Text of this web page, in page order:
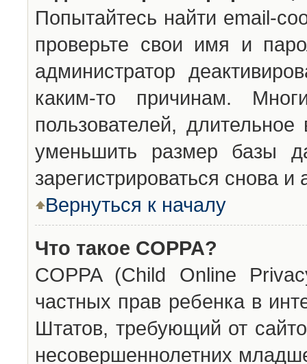
Попытайтесь найти email-
проверьте свои имя и
администратор
каким-то причинам.
пользователей,
уменьшить размер базы
зарегистрироваться снова и
Вернуться к началу
Что такое COPPA?
COPPA (Child Online
частных прав ребенка в
Штатов, требующий от
несовершеннолетних